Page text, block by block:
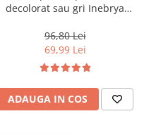
decolorat sau gri Inebrya
96,80 Lei
69,99 Lei
ADAUGA IN COS